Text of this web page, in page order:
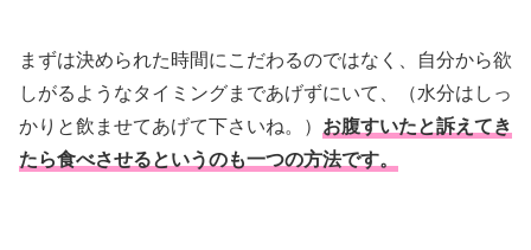
まずは決められた時間にこだわるのではなく、自分から欲
しがるようなタイミングまであげずにいて、（水分はしっ
かりと飲ませてあげて下さいね。） お腹すいたと訴えてき
たら食べさせるというのも一つの方法です。